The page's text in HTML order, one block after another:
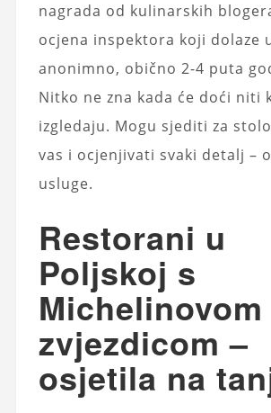
nagrada od kulinarskih
ocjena inspektora koji dolaze
anonimno, obično 2-4 puta
Nitko ne zna kada će doći niti
izgledaju. Mogu sjediti za
vas i ocjenjivati svaki detalj –
usluge.
Restorani u
Poljskoj s
Michelinovom
zvjezdicom –
osjetila na